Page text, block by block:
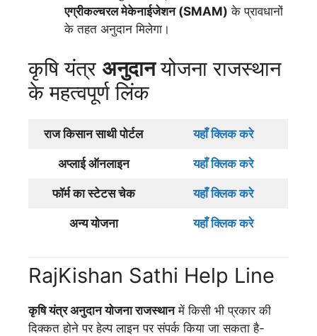
एग्रीकल्चरल मेकेनाईजेशन (SMAM) के प्रावधानों
के तहत अनुदान मिलेगा।
कृषि यंत्र अनुदानयोजना राजस्थान
के महत्वपूर्ण लिंक
राज किसान साथी पोर्टल यहाँ क्लिक करे
अप्लाई ऑनलाइन यहाँ क्लिक करे
फॉर्म का स्टेटस चेक यहाँ क्लिक करे
अन्य योजना यहाँ क्लिक करे
RajKishan Sathi Help Line
कृषि यंत्र अनुदान योजना राजस्थानमें किसी भी प्रकार की
दिक्कत होने पर हेल्प लाइन पर संपर्क किया जा सकता है-